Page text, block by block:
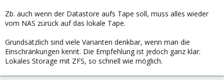
Zb. auch wenn der Datastore aufs Tape soll, muss alles wieder
vom NAS zürück auf das lokale Tape.
Grundsätzlich sind viele Varianten denkbar, wenn man die
Einschränkungen kennt. Die Empfehlung ist jedoch ganz klar:
Lokales Storage mit ZFS, so schnell wie möglich.